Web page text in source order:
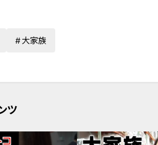
大家族
ツ